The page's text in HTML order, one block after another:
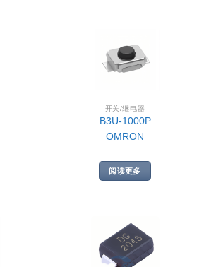
开关/继电器
B3U-1000P
OMRON
阅读更多